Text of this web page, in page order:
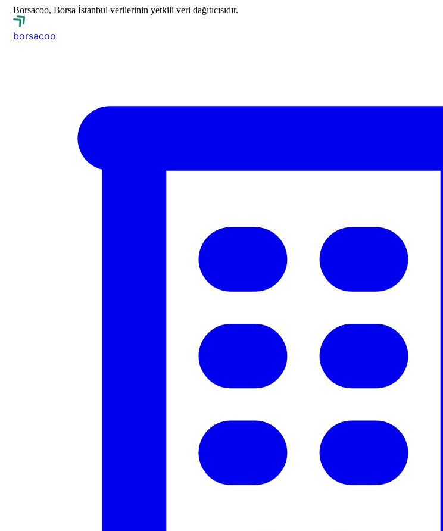
Borsacoo, Borsa İstanbul verilerinin yetkili veri dağıtıcısıdır.
borsacoo